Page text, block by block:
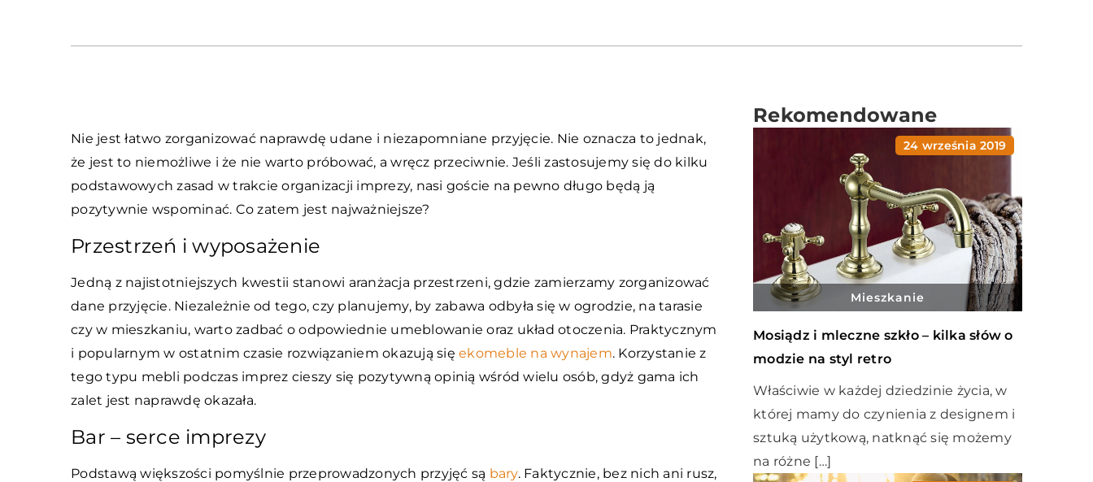
Nie jest łatwo zorganizować naprawdę udane i niezapomniane przyjęcie. Nie oznacza to jednak,
że jest to niemożliwe i że nie warto próbować, a wręcz przeciwnie. Jeśli zastosujemy się do kilku
podstawowych zasad w trakcie organizacji imprezy, nasi goście na pewno długo będą ją
pozytywnie wspominać. Co zatem jest najważniejsze?
Przestrzeń i wyposażenie
Jedną z najistotniejszych kwestii stanowi aranżacja przestrzeni, gdzie zamierzamy zorganizować
dane przyjęcie. Niezależnie od tego, czy planujemy, by zabawa odbyła się w ogrodzie, na tarasie
czy w mieszkaniu, warto zadbać o odpowiednie umeblowanie oraz układ otoczenia. Praktycznym
i popularnym w ostatnim czasie rozwiązaniem okazują się ekomeble na wynajem. Korzystanie z
tego typu mebli podczas imprez cieszy się pozytywną opinią wśród wielu osób, gdyż gama ich
zalet jest naprawdę okazała.
Bar – serce imprezy
Podstawą większości pomyślnie przeprowadzonych przyjęć są bary. Faktycznie, bez nich ani rusz,
Rekomendowane
24 września 2019
Mieszkanie
Mosiądz i mleczne szkło – kilka słów o
modzie na styl retro
Właściwie w każdej dziedzinie życia, w
której mamy do czynienia z designem i
sztuką użytkową, natknąć się możemy
na różne […]